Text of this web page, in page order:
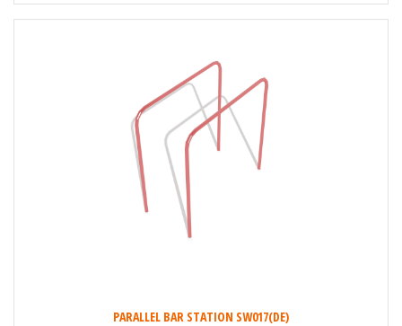
PARALLEL BAR STATION SW017(DE)